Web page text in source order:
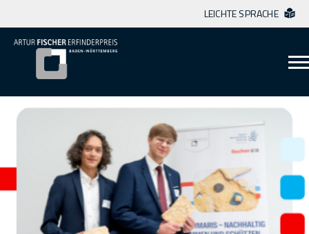
Zum Inhalt springen LEICHTE SPRACHE